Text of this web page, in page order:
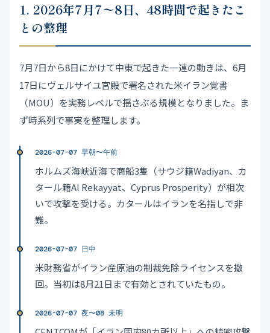
1. 2026年7月7〜8日、48時間で起きたこ
との整理
7月7日から8日にかけて中東で起きた一連の動きは、6月
17日にヴェルサイユ宮殿で署名された米イラン覚書
（MOU）を実務レベルで揺さぶる規模となりました。ま
ず時系列で事実を整理します。
2026-07-07 早朝〜午前
ホルムズ海峡近海で商船3隻（サウジ籍Wadiyan、カ
タール籍Al Rekayyat、Cyprus Prosperity）が相次
いで攻撃を受ける。カタールはイランを名指しで非
難。
2026-07-07 日中
米財務省がイラン産原油の制裁免除ライセンスを撤
回。当初は8月21日まで有効とされていたもの。
2026-07-07 夜〜08 未明